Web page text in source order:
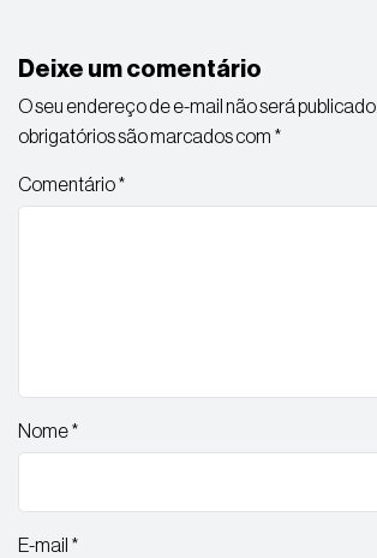
Deixe um comentário
O seu endereço de e-mail não será publicado.
obrigatórios são marcados com *
Comentário*
Nome*
E-mail *